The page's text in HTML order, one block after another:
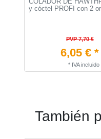
y cóctel PROFI con 2
PVP 7,70 €
6,05 € *
* IVA incluido
También